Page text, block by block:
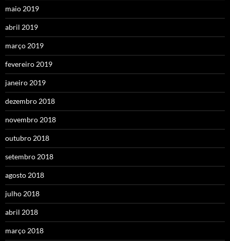
maio 2019
abril 2019
março 2019
fevereiro 2019
janeiro 2019
dezembro 2018
novembro 2018
outubro 2018
setembro 2018
agosto 2018
julho 2018
abril 2018
março 2018